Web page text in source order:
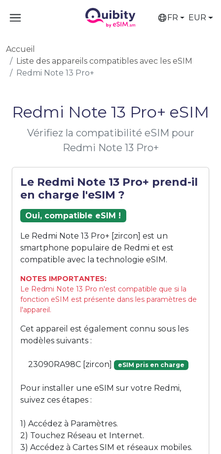
FR EUR
Accueil
Liste des appareils compatibles avec les eSIM
Redmi Note 13 Pro+
Redmi Note 13 Pro+ eSIM
Vérifiez la compatibilité eSIM pour
Redmi Note 13 Pro+
Le Redmi Note 13 Pro+ prend-il
en charge l'eSIM ?
Oui, compatible eSIM !
Le Redmi Note 13 Pro+ [zircon] est un
smartphone populaire de Redmi et est
compatible avec la technologie eSIM.
NOTES IMPORTANTES:
Le Redmi Note 13 Pro n'est compatible que si la
fonction eSIM est présente dans les paramètres de
l'appareil.
Cet appareil est également connu sous les
modèles suivants :
23090RA98C [zircon] eSIM pris en charge
Pour installer une eSIM sur votre Redmi,
suivez ces étapes :
1) Accédez à Paramètres.
2) Touchez Réseau et Internet.
3) Accédez à Cartes SIM et réseaux mobiles.